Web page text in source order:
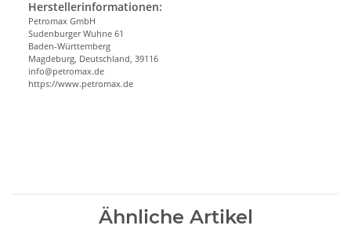
Herstellerinformationen:
Petromax GmbH
Sudenburger Wuhne 61
Baden-Württemberg
Magdeburg, Deutschland, 39116
info@petromax.de
https://www.petromax.de
Ähnliche Artikel